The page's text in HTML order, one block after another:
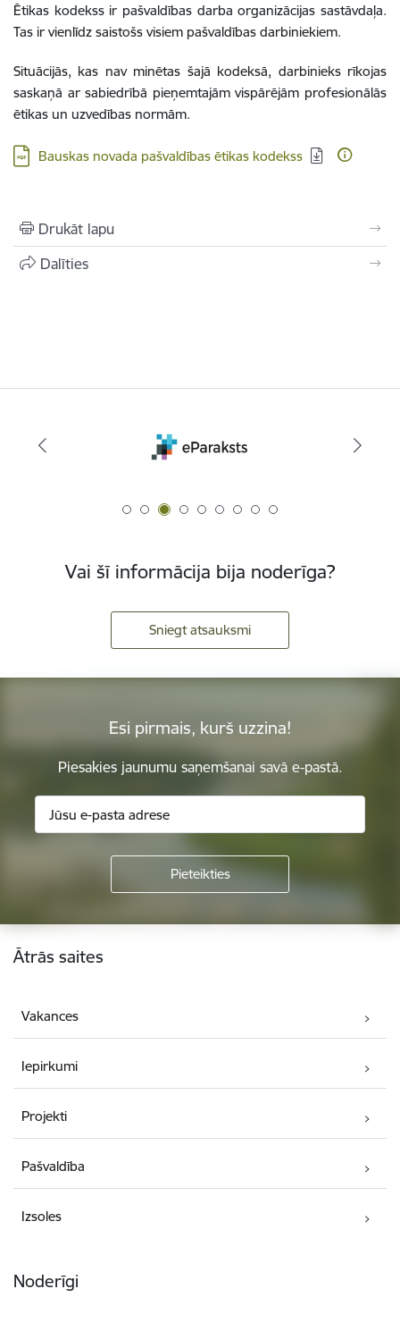
Ētikas kodekss ir pašvaldības darba organizācijas sastāvdaļa.
Tas ir vienlīdz saistošs visiem pašvaldības darbiniekiem.
Situācijās, kas nav minētas šajā kodeksā, darbinieks rīkojas
saskaņā ar sabiedrībā pieņemtajām vispārējām profesionālās
ētikas un uzvedības normām.
Lejupielādēt:
Bauskas novada pašvaldības ētikas kodekss
Drukāt lapu
Dalīties
Vai šī informācija bija noderīga?
Sniegt atsauksmi
Esi pirmais, kurš uzzina!
Piesakies jaunumu saņemšanai savā e-pastā.
Kājene
Ātrās saites
Vakances
Iepirkumi
Projekti
Pašvaldība
Izsoles
Noderīgi